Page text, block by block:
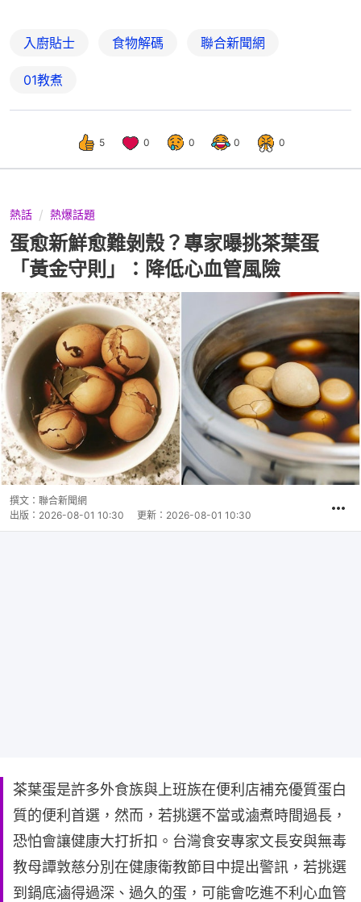
入廚貼士 食物解碼 聯合新聞網
01教煮
5 0 0 0 0
熱話 熱爆話題
蛋愈新鮮愈難剝殼？專家曝挑茶葉蛋
「黃金守則」：降低心血管風險
撰文： 聯合新聞網
出版： 2026-08-01 10:30 更新： 2026-08-01 10:30
茶葉蛋是許多外食族與上班族在便利店補充優質蛋白
質的便利首選，然而，若挑選不當或滷煮時間過長，
恐怕會讓健康大打折扣。台灣食安專家文長安與無毒
教母譚敦慈分別在健康衛教節目中提出警訊，若挑選
到鍋底滷得過深、過久的蛋，可能會吃進不利心血管